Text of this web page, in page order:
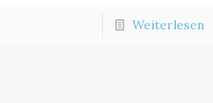
Weiterlesen